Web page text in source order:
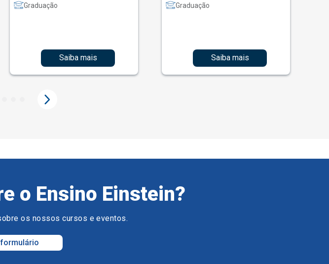
Graduação
Saiba mais
Graduação
Saiba mais
o Ensino Einstein?
os nossos cursos e eventos.